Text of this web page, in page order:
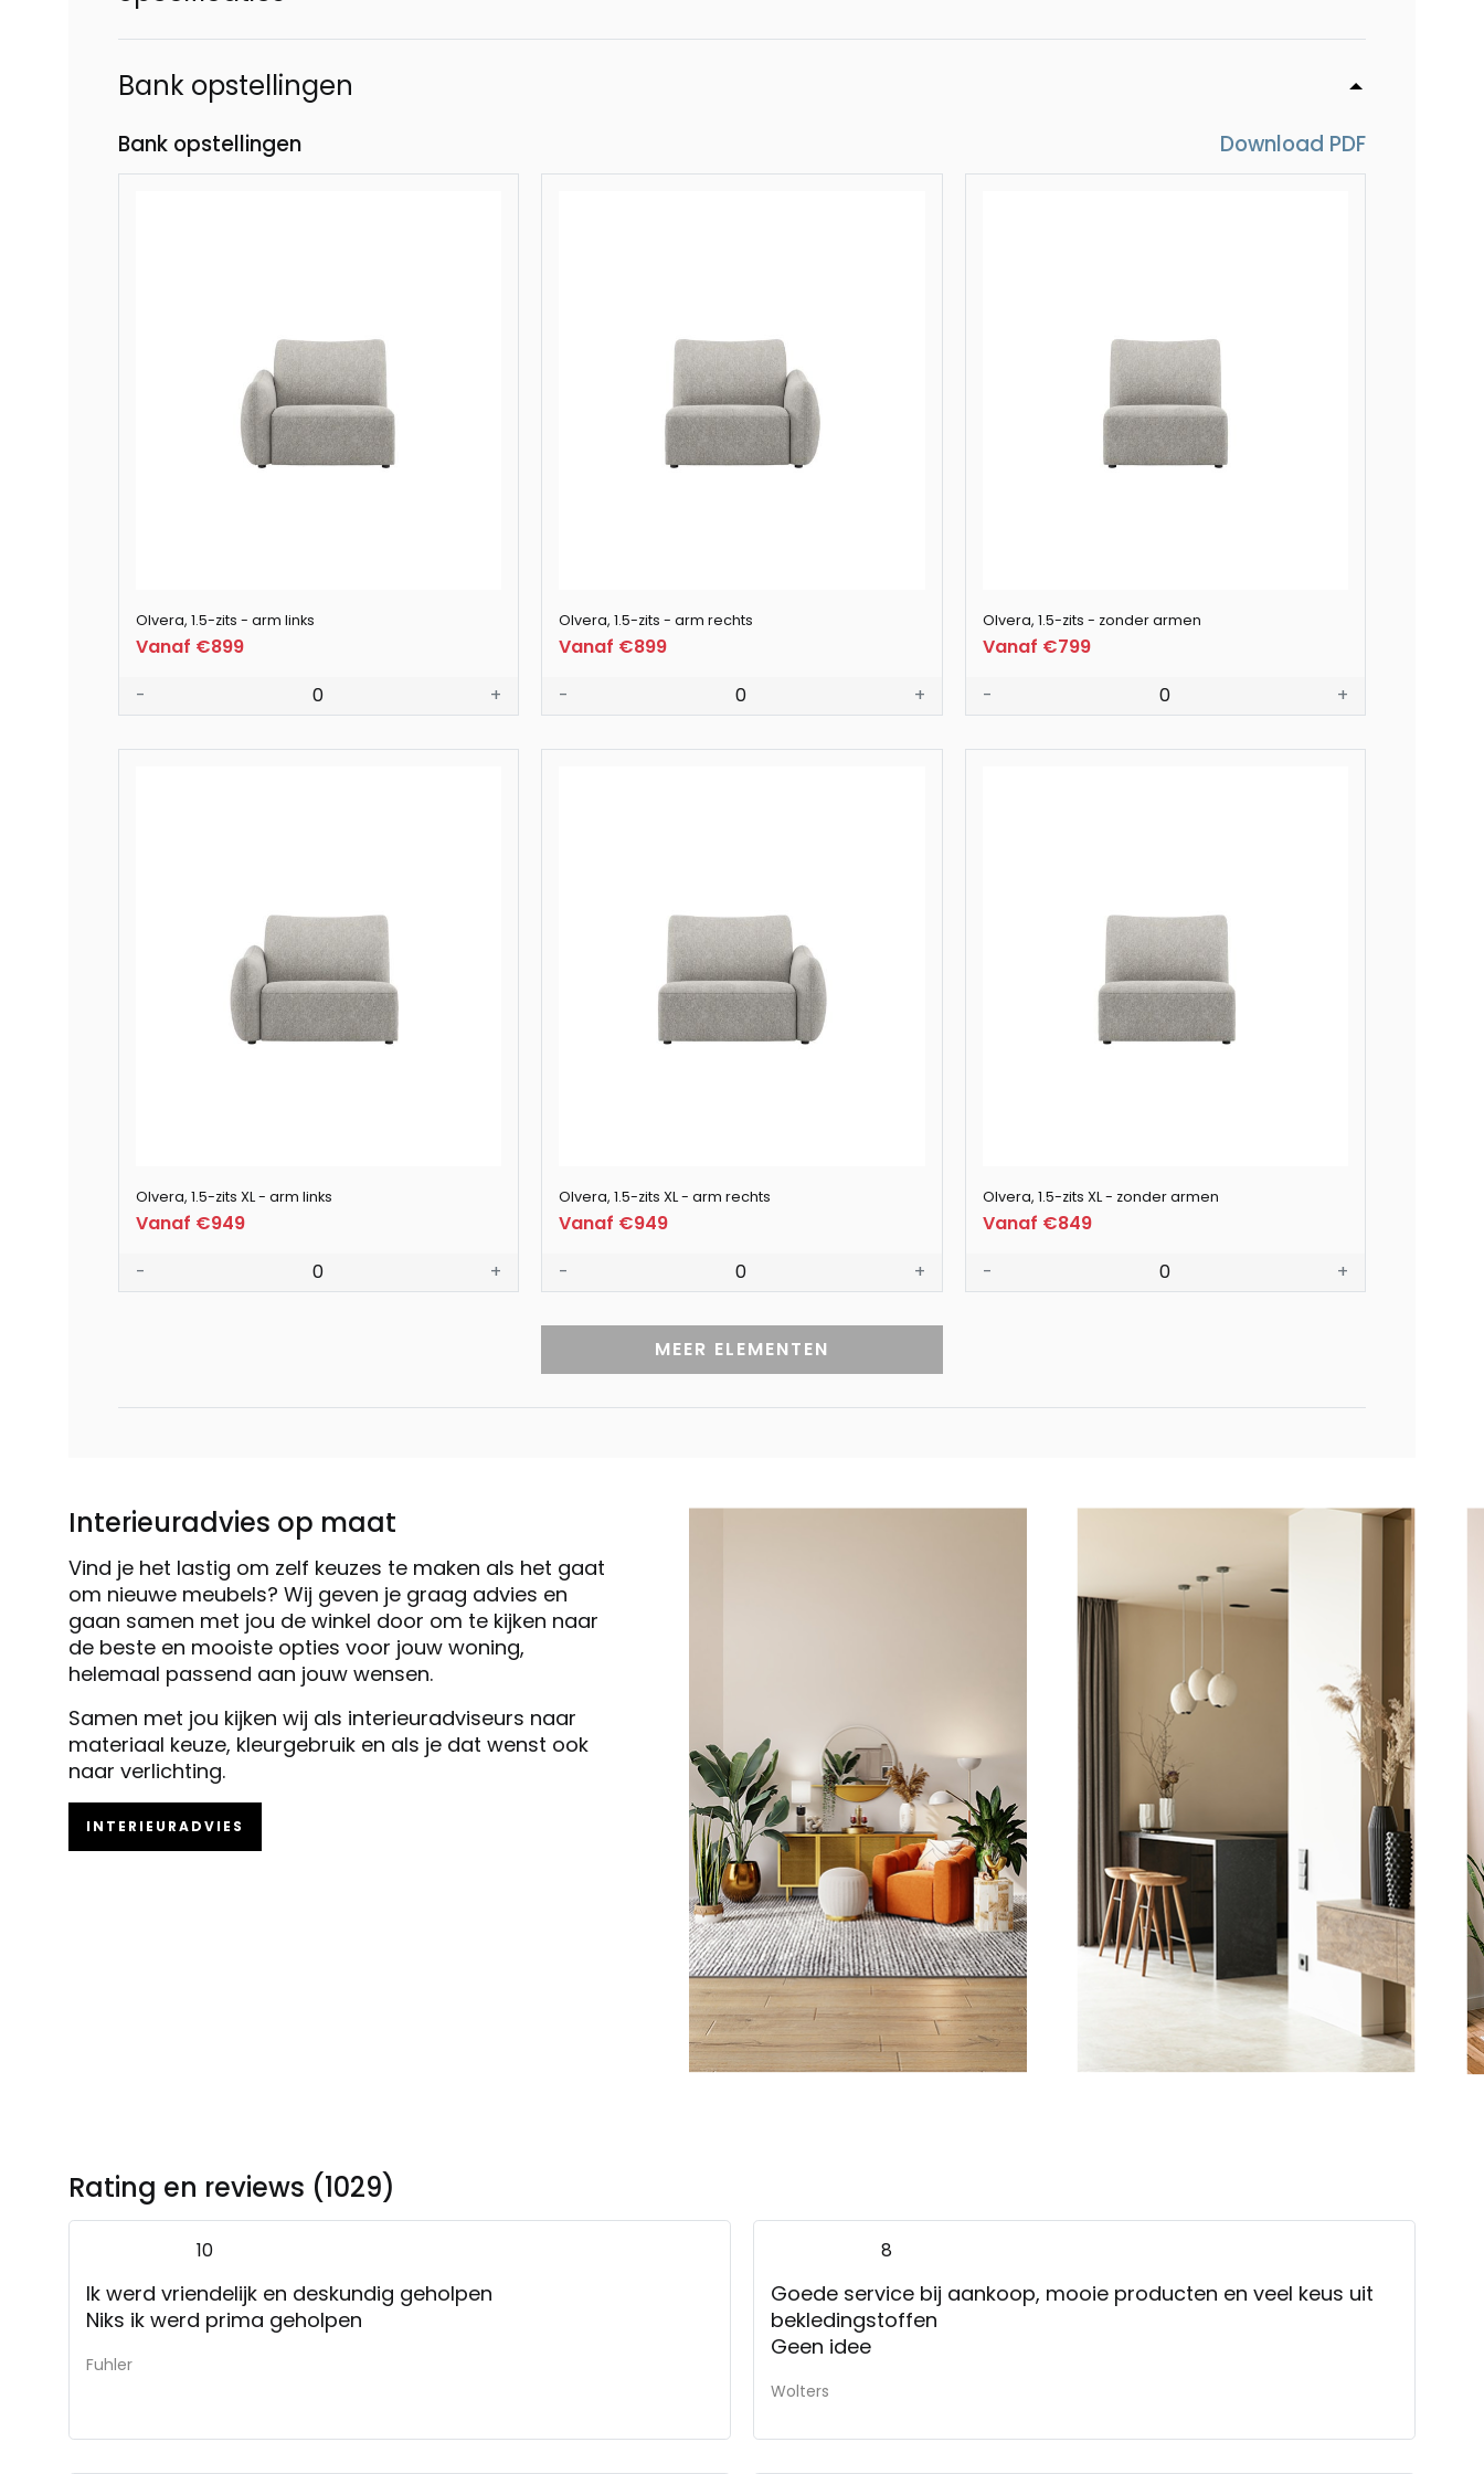
Olvera, 2-zits - 140 cm
Bank opstellingen
Bank opstellingen Download PDF
Olvera, 1.5-zits - arm links
Vanaf €899
-
0 +
Olvera, 1.5-zits - arm rechts
Vanaf €899
-
0 +
Olvera, 1.5-zits - zonder armen
Vanaf €799
-
0 +
Olvera, 1.5-zits XL - arm links
Vanaf €949
-
0 +
Olvera, 1.5-zits XL - arm rechts
Vanaf €949
-
0 +
Olvera, 1.5-zits XL - zonder armen
Vanaf €849
-
0 +
MEER ELEMENTEN
Interieuradvies op maat
Vind je het lastig om zelf keuzes te maken als het gaat
om nieuwe meubels? Wij geven je graag advies en
gaan samen met jou de winkel door om te kijken naar
de beste en mooiste opties voor jouw woning,
helemaal passend aan jouw wensen.
Samen met jou kijken wij als interieuradviseurs naar
materiaal keuze, kleurgebruik en als je dat wenst ook
naar verlichting.
INTERIEURADVIES
Rating en reviews (1029)
10
Ik werd vriendelijk en deskundig geholpen
Niks ik werd prima geholpen
Fuhler
8
Goede service bij aankoop, mooie producten en veel keus uit
bekledingstoffen
Geen idee
Wolters